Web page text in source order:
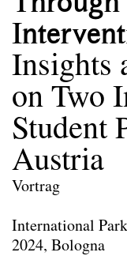
Archiv
Erasmus
Team
Kontakt
Insights
on Two
Student
Austria
Vortrag
International
2024, Bologna